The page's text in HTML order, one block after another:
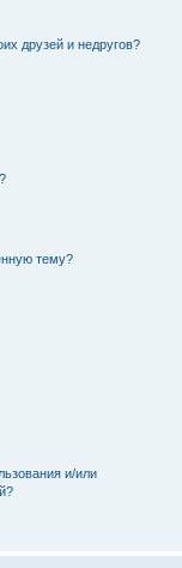
друзей и недругов?
тему?
и/или